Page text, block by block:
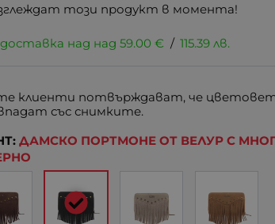
този продукт в момента!
над над59.00 € / 115.39 лв.
клиенти потвърждават, че
със снимките.
ДАМСКО ПОРТМОНЕ ОТ ВЕЛУР С